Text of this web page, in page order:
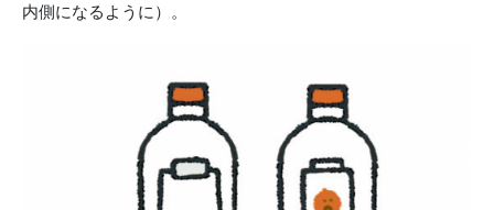
内側になるように）。